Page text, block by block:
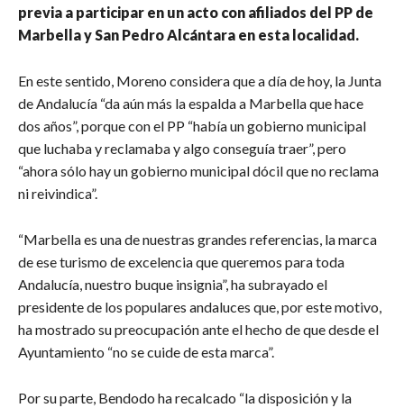
previa a participar en un acto con afiliados del PP de
Marbella y San Pedro Alcántara en esta localidad.
En este sentido, Moreno considera que a día de hoy, la Junta
de Andalucía “da aún más la espalda a Marbella que hace
dos años”, porque con el PP “había un gobierno municipal
que luchaba y reclamaba y algo conseguía traer”, pero
“ahora sólo hay un gobierno municipal dócil que no reclama
ni reivindica”.
“Marbella es una de nuestras grandes referencias, la marca
de ese turismo de excelencia que queremos para toda
Andalucía, nuestro buque insignia”, ha subrayado el
presidente de los populares andaluces que, por este motivo,
ha mostrado su preocupación ante el hecho de que desde el
Ayuntamiento “no se cuide de esta marca”.
Por su parte, Bendodo ha recalcado “la disposición y la